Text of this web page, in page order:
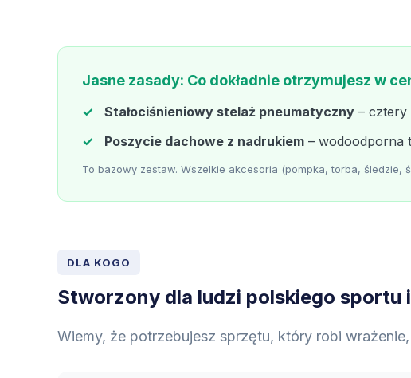
Jasne zasady: Co dokładnie otrzymujesz w
Stałociśnieniowy stelaż pneumatyczny – cztery
Poszycie dachowe z nadrukiem – wodoodporna
To bazowy zestaw. Wszelkie akcesoria (pompka, torba,
DLA KOGO
Stworzony dla ludzi polskiego sportu
Wiemy, że potrzebujesz sprzętu, który robi